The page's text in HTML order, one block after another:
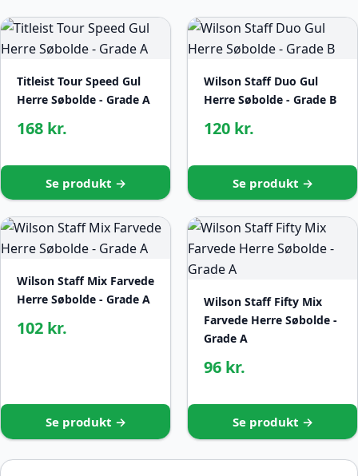
Titleist Tour Speed Gul
Herre Søbolde - Grade A
168 kr.
Se produkt →
Wilson Staff Duo Gul
Herre Søbolde - Grade B
120 kr.
Se produkt →
Wilson Staff Mix Farvede
Herre Søbolde - Grade A
102 kr.
Se produkt →
Wilson Staff Fifty Mix
Farvede Herre Søbolde -
Grade A
96 kr.
Se produkt →